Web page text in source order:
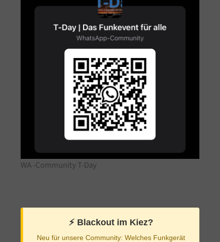
WA -Community T-Day
⚡️ Blackout im Kiez?
Neu für unsere Community: Welches Funkgerät